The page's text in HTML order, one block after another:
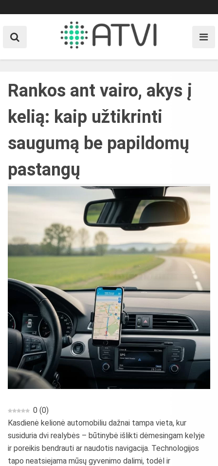
to
Rankos ant vairo, akys į
kelią: kaip užtikrinti
saugumą be papildomų
pastangų
0 (0)
Kasdienė kelionė automobiliu dažnai tampa vieta, kur
susiduria dvi realybės – būtinybė išlikti dėmesingam kelyje
ir poreikis bendrauti ar naudotis navigacija. Technologijos
tapo neatsiejama mūsų gyvenimo dalimi, todėl ir